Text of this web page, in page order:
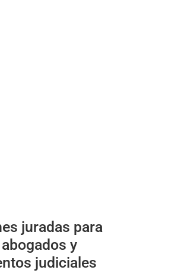
juradas para
y
judiciales